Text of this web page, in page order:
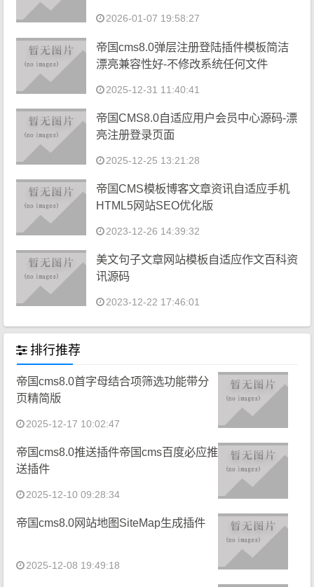
2026-01-07 19:58:27
帝国cms8.0弹层注册登陆插件模板简洁
漂亮兼容性好-不修改系统任何文件
2025-12-31 11:40:41
帝国CMS8.0自适应用户会员中心源码-漂
亮注册登录页面
2025-12-25 13:21:28
帝国CMS模板博客文章资讯自适应手机
HTML5网站SEO优化版
2023-12-26 14:39:32
美文句子文章网站模板自适应作文百科资
讯源码
2023-12-22 17:46:01
排行推荐
帝国cms8.0首字母结合项筛选功能带分
页精简版
2025-12-17 10:02:47
帝国cms8.0推送插件帝国cms百度必应推
送插件
2025-12-10 09:28:34
帝国cms8.0网站地图SiteMap生成插件
2025-12-08 19:49:18